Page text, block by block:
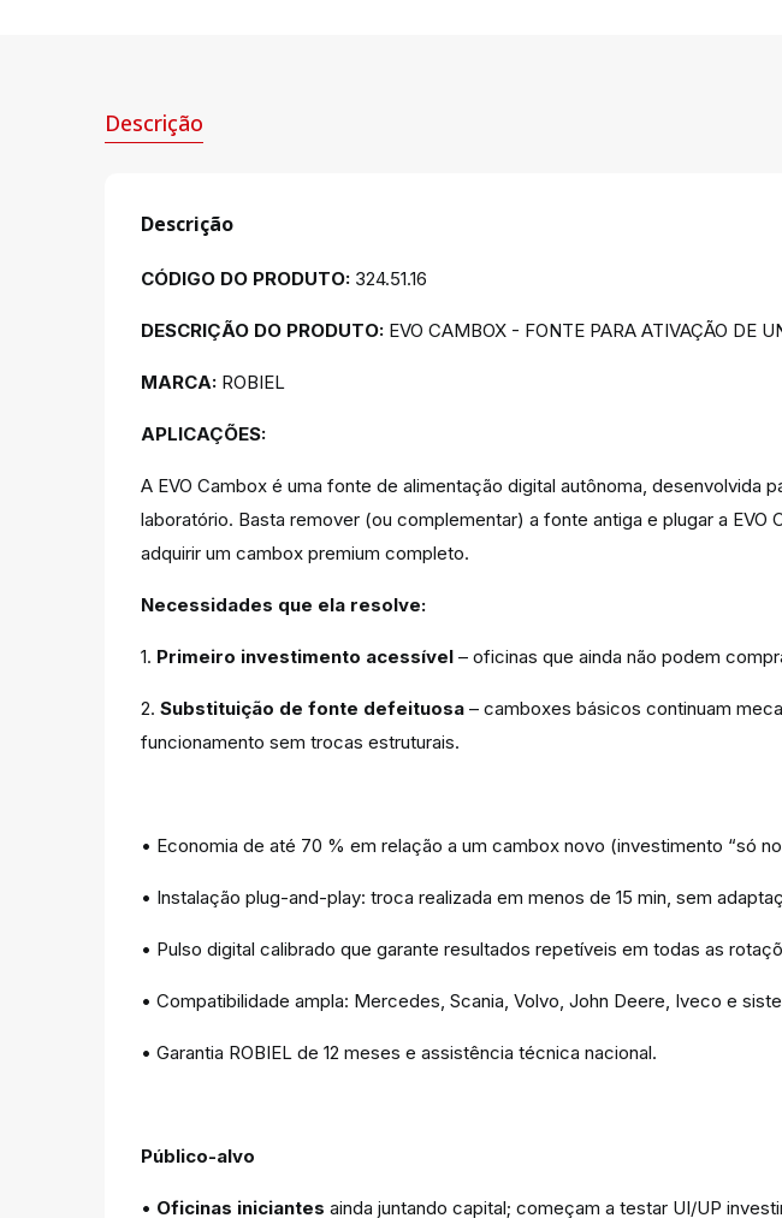
Descrição
Descrição
CÓDIGO DO PRODUTO: 324.51.16
DESCRIÇÃO DO PRODUTO: EVO CAMBOX - FONTE PARA ATIVAÇÃO DE
MARCA: ROBIEL
APLICAÇÕES:
A EVO Cambox é uma fonte de alimentação digital autônoma, desenvolvida
laboratório. Basta remover (ou complementar) a fonte antiga e plugar a
adquirir um cambox premium completo.
Necessidades que ela resolve:
1. Primeiro investimento acessível – oficinas que ainda não podem
2. Substituição de fonte defeituosa – camboxes básicos continuam
funcionamento sem trocas estruturais.
• Economia de até 70 % em relação a um cambox novo (investimento “só
• Instalação plug-and-play: troca realizada em menos de 15 min, sem
• Pulso digital calibrado que garante resultados repetíveis em todas as
• Compatibilidade ampla: Mercedes, Scania, Volvo, John Deere, Iveco e
• Garantia ROBIEL de 12 meses e assistência técnica nacional.
Público-alvo
• Oficinas iniciantes ainda juntando capital; começam a testar UI/UP